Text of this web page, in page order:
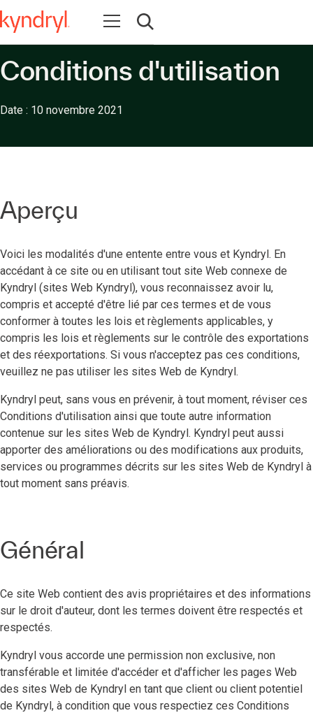
Ouvrir la navigation
Ouvrir la recherche
Conditions d'utilisation
Date : 10 novembre 2021
Aperçu
Voici les modalités d'une entente entre vous et Kyndryl. En
accédant à ce site ou en utilisant tout site Web connexe de
Kyndryl (sites Web Kyndryl), vous reconnaissez avoir lu,
compris et accepté d'être lié par ces termes et de vous
conformer à toutes les lois et règlements applicables, y
compris les lois et règlements sur le contrôle des exportations
et des réexportations. Si vous n'acceptez pas ces conditions,
veuillez ne pas utiliser les sites Web de Kyndryl.
Kyndryl peut, sans vous en prévenir, à tout moment, réviser ces
Conditions d'utilisation ainsi que toute autre information
contenue sur les sites Web de Kyndryl. Kyndryl peut aussi
apporter des améliorations ou des modifications aux produits,
services ou programmes décrits sur les sites Web de Kyndryl à
tout moment sans préavis.
Général
Ce site Web contient des avis propriétaires et des informations
sur le droit d'auteur, dont les termes doivent être respectés et
respectés.
Kyndryl vous accorde une permission non exclusive, non
transférable et limitée d'accéder et d'afficher les pages Web
des sites Web de Kyndryl en tant que client ou client potentiel
de Kyndryl, à condition que vous respectiez ces Conditions